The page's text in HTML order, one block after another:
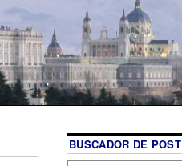
BUSCADOR DE POST